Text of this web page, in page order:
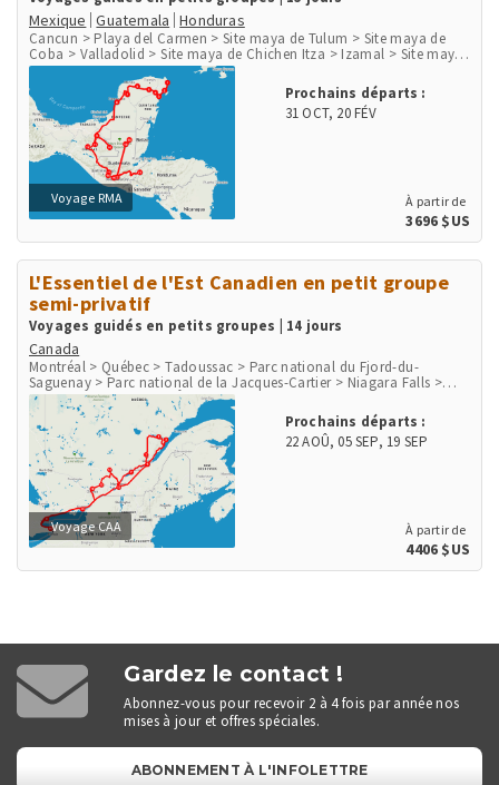
Mexique Guatemala Honduras
Cancun > Playa del Carmen > Site maya de Tulum > Site maya de
Coba > Valladolid > Site maya de Chichen Itza > Izamal > Site maya
de Uxmal > Agua Azul > Site maya de Palenque > Ville de Palenque >
Site maya de Yaxchilan > Site maya de Bonampak > San Cristobal de
las Casas > San Juan de Chamula > Chichicastenango > Panajachel
> Lac Atitlan > San Juan la Laguna > Antigua > Guatemala City >
Flores > Site maya de Tikal > Site maya de Copan
Voyage RMA
Prochains départs :
31 OCT, 20 FÉV
À partir de
3696 $US
L'Essentiel de l'Est Canadien en petit groupe
semi-privatif
Voyages guidés en petits groupes | 14 jours
Canada
Montréal > Québec > Tadoussac > Parc national du Fjord-du-
Saguenay > Parc national de la Jacques-Cartier > Niagara Falls >
Parc national des Mille-Îles > Ottawa > Mont-Tremblant > Parc
national du Mont-Tremblant
Voyage CAA
Prochains départs :
22 AOÛ,05 SEP, 19 SEP
À partir de
4406 $US
Gardez le contact !
Abonnez-vous pour recevoir 2 à 4 fois par année nos
mises à jour et offres spéciales.
ABONNEMENT À L'INFOLETTRE